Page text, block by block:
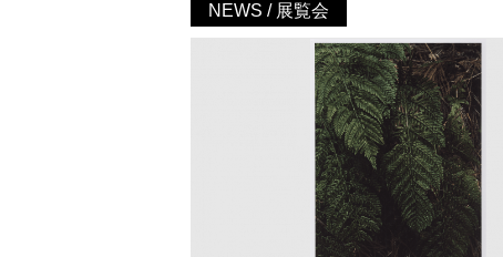
NEWS / 展覧会